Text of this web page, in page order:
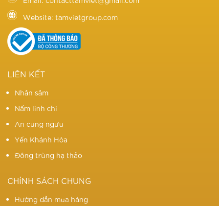
Website: tamvietgroup.com
LIÊN KẾT
Nhân sâm
Nấm linh chi
An cung ngưu
Yến Khánh Hòa
Đông trùng hạ thảo
CHÍNH SÁCH CHUNG
Hướng dẫn mua hàng